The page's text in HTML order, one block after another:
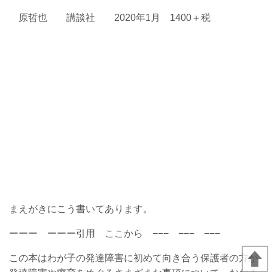
原哲也 講談社 2020年1月 1400＋税
まえがきにこう書いてあります。
ーーー ーーー引用 ここから −−− −−− −−−
この本はわが子の発達障害に初めて向き合う保護者の方が